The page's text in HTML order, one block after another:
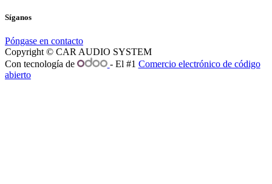
Síganos
Póngase en contacto
Copyright © CAR AUDIO SYSTEM
Con tecnología de
- El #1 Comercio electrónico de código
abierto